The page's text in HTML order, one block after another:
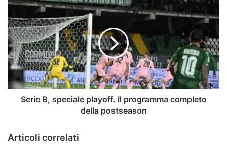
Serie
speciale
playoff.
Il
programma
completo
della
postseason
Serie B, speciale playoff. Il programma completo
della postseason
Articoli correlati